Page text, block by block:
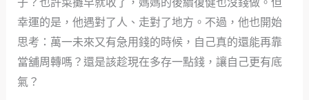
子？也許菜攤早就收了，媽媽的後續復健也沒錢做。但
幸運的是，他遇對了人、走對了地方。不過，他也開始
思考：萬一未來又有急用錢的時候，自己真的還能再靠
當舖周轉嗎？還是該趁現在多存一點錢，讓自己更有底
氣？